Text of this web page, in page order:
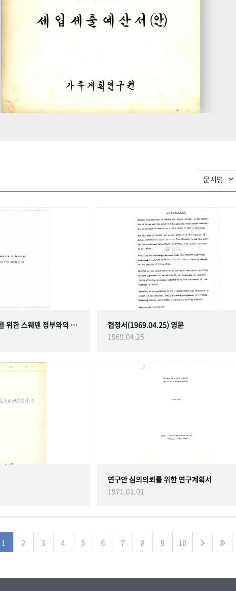
가족계획 분야 협력을 위한 스웨덴 정부와의 협정
협정서(1969.04.25) 영문
1969.04.25
연구안 심의의뢰를 위한 연구계획서
1971.01.01
1 2 3 4 5 6 7 8 9 10